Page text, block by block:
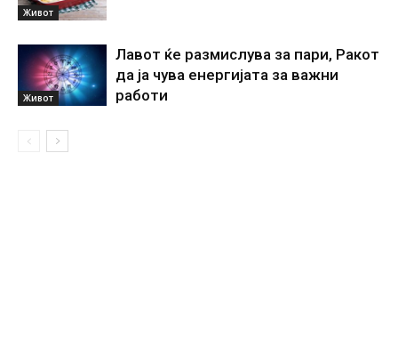
Живот
Живот
Лавот ќе размислува за пари, Ракот
да ја чува енергијата за важни
работи